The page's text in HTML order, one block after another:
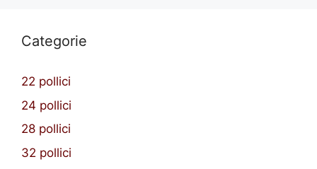
Categorie
22 pollici
24 pollici
28 pollici
32 pollici